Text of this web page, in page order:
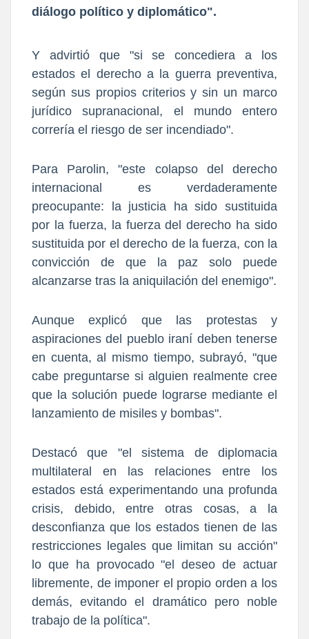
diálogo político y diplomático".
Y advirtió que "si se concediera a los
estados el derecho a la guerra preventiva,
según sus propios criterios y sin un marco
jurídico supranacional, el mundo entero
correría el riesgo de ser incendiado".
Para Parolin, "este colapso del derecho
internacional es verdaderamente
preocupante: la justicia ha sido sustituida
por la fuerza, la fuerza del derecho ha sido
sustituida por el derecho de la fuerza, con la
convicción de que la paz solo puede
alcanzarse tras la aniquilación del enemigo".
Aunque explicó que las protestas y
aspiraciones del pueblo iraní deben tenerse
en cuenta, al mismo tiempo, subrayó, "que
cabe preguntarse si alguien realmente cree
que la solución puede lograrse mediante el
lanzamiento de misiles y bombas".
Destacó que "el sistema de diplomacia
multilateral en las relaciones entre los
estados está experimentando una profunda
crisis, debido, entre otras cosas, a la
desconfianza que los estados tienen de las
restricciones legales que limitan su acción"
lo que ha provocado "el deseo de actuar
libremente, de imponer el propio orden a los
demás, evitando el dramático pero noble
trabajo de la política".